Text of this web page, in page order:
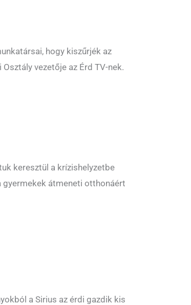
hogy kiszűrjék az
vezetője az Érd TV-nek.
keresztül a krízishelyzetbe
átmeneti otthonáért
a Sirius az érdi gazdik kis